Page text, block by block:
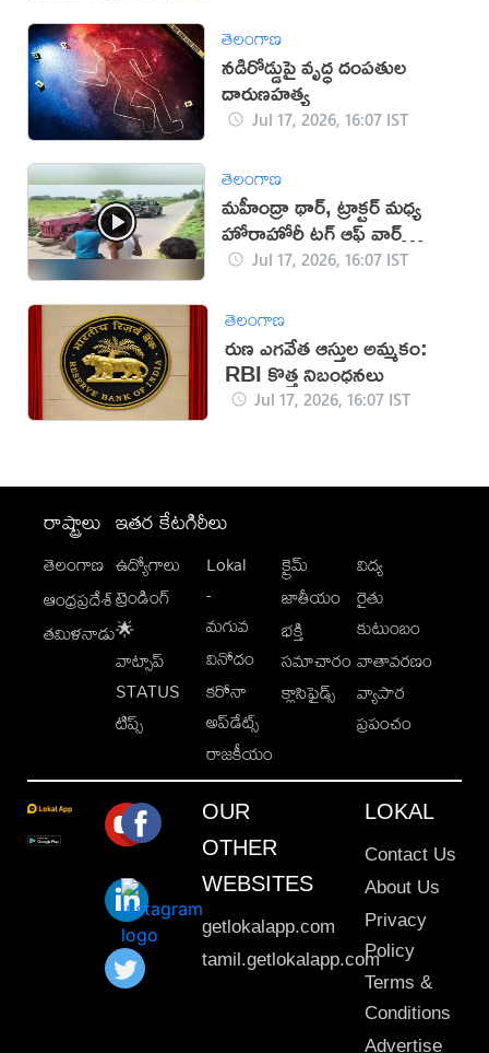
తెలంగాణ
నడిరోడ్డుపై వృద్ధ దంపతుల
దారుణహత్య
Jul 17, 2026, 16:07 IST
తెలంగాణ
మహీంద్రా థార్, ట్రాక్టర్ మధ్య
హోరాహోరీ టగ్ ఆఫ్ వార్
(వీడియో)
Jul 17, 2026, 16:07 IST
తెలంగాణ
రుణ ఎగవేత ఆస్తుల అమ్మకం:
RBI కొత్త నిబంధనలు
Jul 17, 2026, 16:07 IST
రాష్ట్రాలు
తెలంగాణ
ఆంధ్రప్రదేశ్
తమిళనాడు
ఇతర కేటగిరీలు
ఉద్యోగాలు
ట్రెండింగ్
🌟
వాట్సాప్
STATUS
టిప్స్
Lokal
-
మగువ
వినోదం
కరోనా
అప్‌డేట్స్
రాజకీయం
క్రైమ్
జాతీయం
భక్తి
సమాచారం
క్లాసిఫైడ్స్
విద్య
రైతు
కుటుంబం
వాతావరణం
వ్యాపార
ప్రపంచం
OUR
OTHER
WEBSITES
getlokalapp.com
tamil.getlokalapp.com
LOKAL
Contact Us
About Us
Privacy
Policy
Terms &
Conditions
Advertise